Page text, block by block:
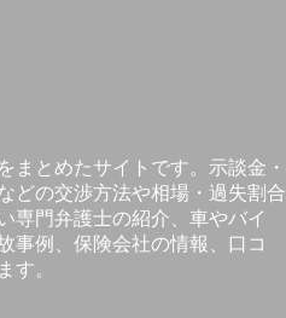
まとめたサイトです。示談金・
どの交渉方法や相場・過失割合
専門弁護士の紹介、車やバイ
事例、保険会社の情報、口コ
す。